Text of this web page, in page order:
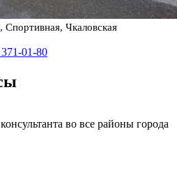
Спортивная, Чкаловская
01-80
во все районы города